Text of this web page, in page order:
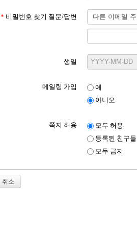
* 비밀번호 찾기 질문/답변
생일
메일링 가입
예
아니오
쪽지 허용
모두 허용
등록된 친구
모두 금지
취소